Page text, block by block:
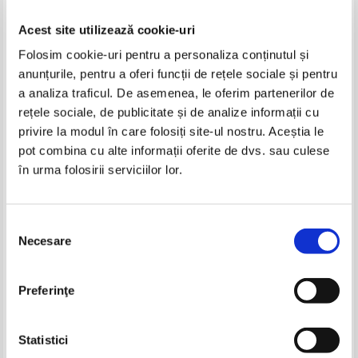
Acest site utilizează cookie-uri
Folosim cookie-uri pentru a personaliza conținutul și
anunțurile, pentru a oferi funcții de rețele sociale și pentru
a analiza traficul. De asemenea, le oferim partenerilor de
rețele sociale, de publicitate și de analize informații cu
privire la modul în care folosiți site-ul nostru. Aceștia le
pot combina cu alte informații oferite de dvs. sau culese
în urma folosirii serviciilor lor.
consimțământului
Necesare
Preferinţe
Statistici
Prieteni cu animalele,volumul
Fenec. Zebre
IN STOC
Adaugă în coș
Prieteni cu animalele, volumul
Adaugă în coș
-30%